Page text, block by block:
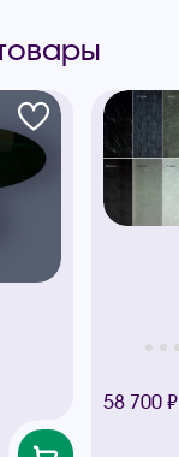
58 700 ₽